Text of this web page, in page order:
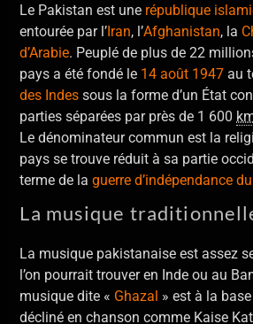
Le Pakistan est une république
entourée par l’Iran, l’Afghanistan, la
d’Arabie. Peuplé de plus de 22
pays a été fondé le 14 août 1947 au
des Indes sous la forme d’un État
parties séparées par près de 1 600
Le dénominateur commun est la
pays se trouve réduit à sa partie
terme de laguerre d’indépendance
La musique
La musique pakistanaise est assez
l’on pourrait trouver en Inde ou au
musique dite « Ghazal » est à la
décliné en chanson comme Kaise